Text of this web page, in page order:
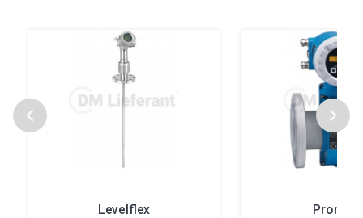
Levelflex Prоmag